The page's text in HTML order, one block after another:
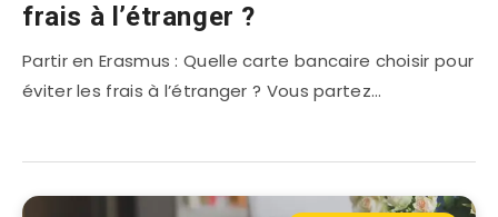
frais à l’étranger ?
Partir en Erasmus : Quelle carte bancaire choisir pour
éviter les frais à l’étranger ? Vous partez…